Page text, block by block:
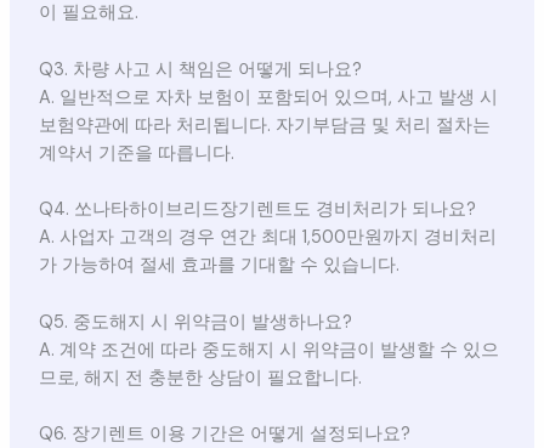
이 필요해요.
Q3. 차량 사고 시 책임은 어떻게 되나요?
A. 일반적으로 자차 보험이 포함되어 있으며, 사고 발생 시
보험약관에 따라 처리됩니다. 자기부담금 및 처리 절차는
계약서 기준을 따릅니다.
Q4. 쏘나타하이브리드장기렌트도 경비처리가 되나요?
A. 사업자 고객의 경우 연간 최대 1,500만원까지 경비처리
가 가능하여 절세 효과를 기대할 수 있습니다.
Q5. 중도해지 시 위약금이 발생하나요?
A. 계약 조건에 따라 중도해지 시 위약금이 발생할 수 있으
므로, 해지 전 충분한 상담이 필요합니다.
Q6. 장기렌트 이용 기간은 어떻게 설정되나요?